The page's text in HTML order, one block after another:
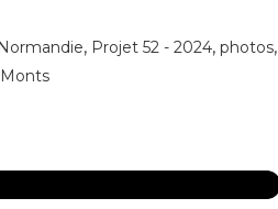
Normandie, Projet 52 - 2024, photos,